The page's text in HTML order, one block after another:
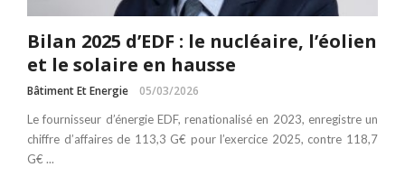
Bilan 2025 d’EDF : le nucléaire, l’éolien
et le solaire en hausse
Bâtiment Et Energie 05/03/2026
Le fournisseur d’énergie EDF, renationalisé en 2023, enregistre un
chiffre d’affaires de 113,3 G€ pour l’exercice 2025, contre 118,7
G€ ...